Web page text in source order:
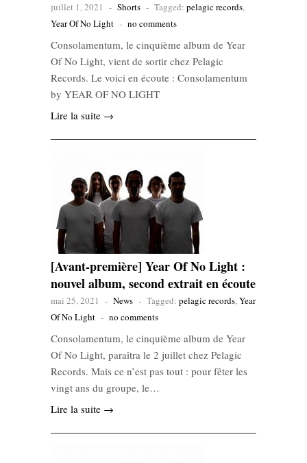
juillet 1, 2021 - Shorts - Tagged: pelagic records,
Year Of No Light - no comments
Consolamentum, le cinquième album de Year
Of No Light, vient de sortir chez Pelagic
Records. Le voici en écoute : Consolamentum
by YEAR OF NO LIGHT
Lire la suite →
[Avant-première] Year Of No Light :
nouvel album, second extrait en écoute
mai 25, 2021 - News - Tagged: pelagic records,Year
Of No Light - no comments
Consolamentum, le cinquième album de Year
Of No Light, paraîtra le 2 juillet chez Pelagic
Records. Mais ce n’est pas tout : pour fêter les
vingt ans du groupe, le…
Lire la suite →